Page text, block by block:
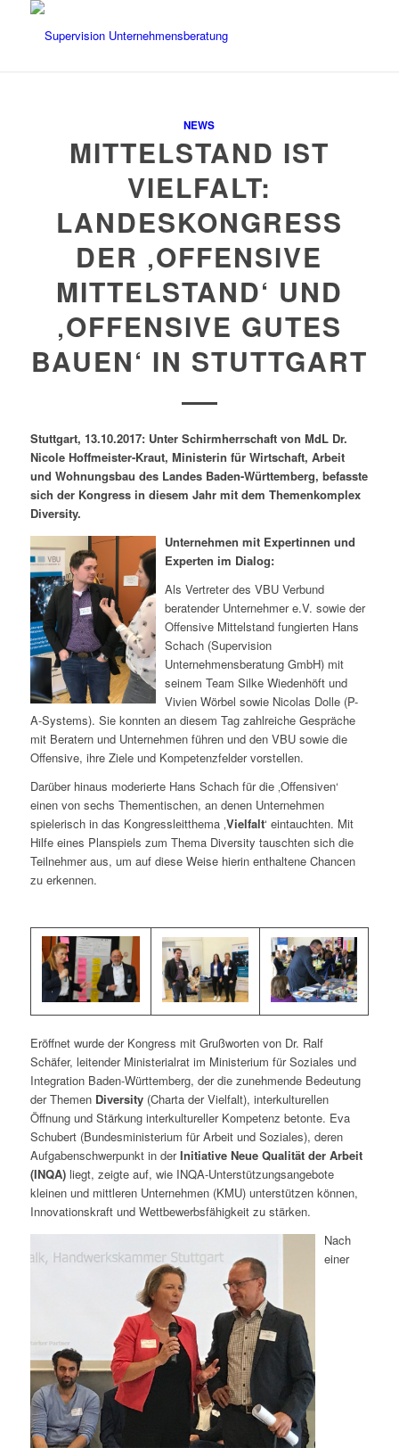
NEWS
MITTELSTAND IST
VIELFALT:
LANDESKONGRESS
DER ‚OFFENSIVE
MITTELSTAND‘ UND
‚OFFENSIVE GUTES
BAUEN‘ IN STUTTGART
Stuttgart, 13.10.2017: Unter Schirmherrschaft von MdL Dr.
Nicole Hoffmeister-Kraut, Ministerin für Wirtschaft, Arbeit
und Wohnungsbau des Landes Baden-Württemberg, befasste
sich der Kongress in diesem Jahr mit dem Themenkomplex
Diversity.
Unternehmen mit Expertinnen und
Experten im Dialog:
Als Vertreter des VBU Verbund
beratender Unternehmer e.V. sowie der
Offensive Mittelstand fungierten Hans
Schach (Supervision
Unternehmensberatung GmbH) mit
seinem Team Silke Wiedenhöft und
Vivien Wörbel sowie Nicolas Dolle (P-
A-Systems). Sie konnten an diesem Tag zahlreiche Gespräche
mit Beratern und Unternehmen führen und den VBU sowie die
Offensive, ihre Ziele und Kompetenzfelder vorstellen.
Darüber hinaus moderierte Hans Schach für die ‚Offensiven‘
einen von sechs Thementischen, an denen Unternehmen
spielerisch in das Kongressleitthema ‚Vielfalt‘ eintauchten. Mit
Hilfe eines Planspiels zum Thema Diversity tauschten sich die
Teilnehmer aus, um auf diese Weise hierin enthaltene Chancen
zu erkennen.
Eröffnet wurde der Kongress mit Grußworten von Dr. Ralf
Schäfer, leitender Ministerialrat im Ministerium für Soziales und
Integration Baden-Württemberg, der die zunehmende Bedeutung
der Themen Diversity(Charta der Vielfalt), interkulturellen
Öffnung und Stärkung interkultureller Kompetenz betonte. Eva
Schubert (Bundesministerium für Arbeit und Soziales), deren
Aufgabenschwerpunkt in derInitiative Neue Qualität der Arbeit
(INQA)liegt, zeigte auf, wie INQA-Unterstützungsangebote
kleinen und mittleren Unternehmen (KMU) unterstützen können,
Innovationskraft und Wettbewerbsfähigkeit zu stärken.
Nach
einer